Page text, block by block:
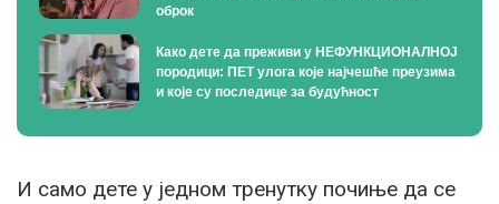
оброк
Како дете да преживи у НЕФУНКЦИОНАЛНОЈ
породици: ПЕТ улога које најчешће преузима
и које су последице за будућност
И само дете у једном тренутку почиње да се